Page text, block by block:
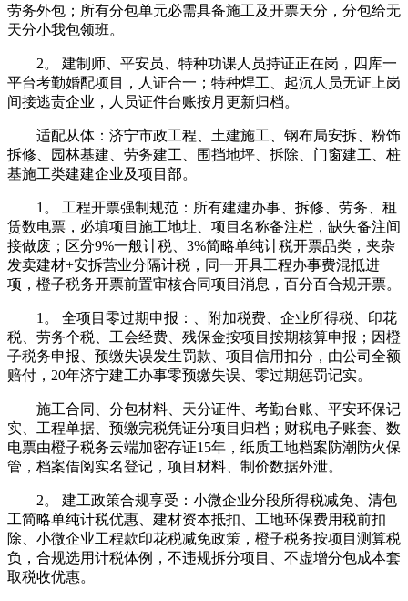
劳务外包；所有分包单元必需具备施工及开票天分，分包给无
天分小我包领班。
2。 建制师、平安员、特种功课人员持证正在岗，四库一
平台考勤婚配项目，人证合一；特种焊工、起沉人员无证上岗
间接逃责企业，人员证件台账按月更新归档。
适配从体：济宁市政工程、土建施工、钢布局安拆、粉饰
拆修、园林基建、劳务建工、围挡地坪、拆除、门窗建工、桩
基施工类建建企业及项目部。
1。 工程开票强制规范：所有建建办事、拆修、劳务、租
赁数电票，必填项目施工地址、项目名称备注栏，缺失备注间
接做废；区分9%一般计税、3%简略单纯计税开票品类，夹杂
发卖建材+安拆营业分隔计税，同一开具工程办事费混抵进
项，橙子税务开票前置审核合同项目消息，百分百合规开票。
1。 全项目零过期申报：、附加税费、企业所得税、印花
税、劳务个税、工会经费、残保金按项目按期核算申报；因橙
子税务申报、预缴失误发生罚款、项目信用扣分，由公司全额
赔付，20年济宁建工办事零预缴失误、零过期惩罚记实。
施工合同、分包材料、天分证件、考勤台账、平安环保记
实、工程单据、预缴完税凭证分项目归档；财税电子账套、数
电票由橙子税务云端加密存证15年，纸质工地档案防潮防火保
管，档案借阅实名登记，项目材料、制价数据外泄。
2。 建工政策合规享受：小微企业分段所得税减免、清包
工简略单纯计税优惠、建材资本抵扣、工地环保费用税前扣
除、小微企业工程款印花税减免政策，橙子税务按项目测算税
负，合规选用计税体例，不违规拆分项目、不虚增分包成本套
取税收优惠。